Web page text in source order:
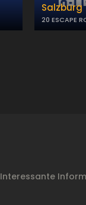
Salzburg
20 ESCAPE
Interessante